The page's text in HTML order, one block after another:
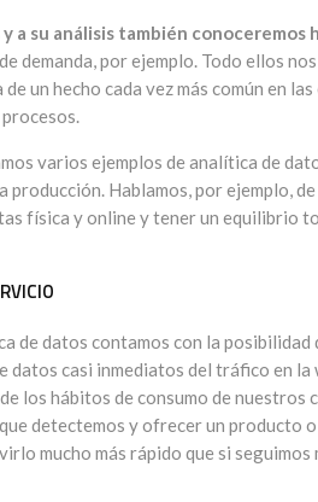
a su análisis también conoceremos
demanda, por ejemplo. Todo ellos
de un hecho cada vez más común en
varios ejemplos de analítica de
producción. Hablamos, por ejemplo, de
física y online y tener un equilibrio
de datos contamos con la
datos casi inmediatos del tráfico en
los hábitos de consumo de
detectemos y ofrecer un producto
mucho más rápido que si